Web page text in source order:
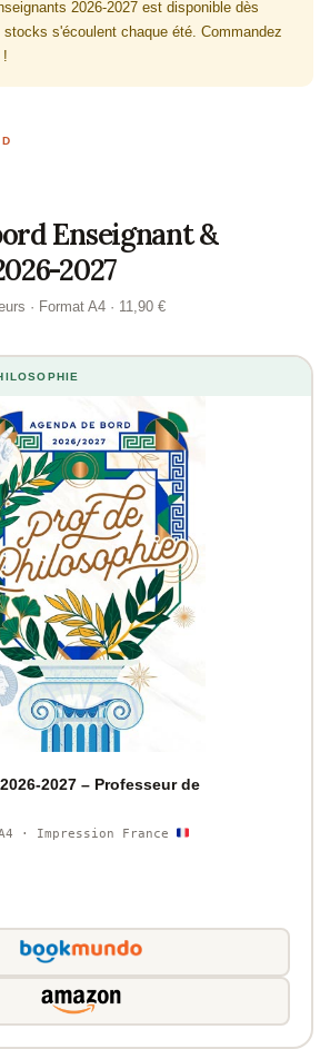
2026-2027 est disponible dès
stocks s'écoulent chaque été. Commandez
!
Enseignant &
2027
· Format A4 · 11,90 €
2027 – Professeur de
· Impression France